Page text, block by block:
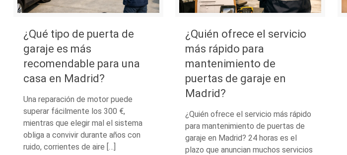
¿Qué tipo de puerta de
garaje es más
recomendable para una
casa en Madrid?
Una reparación de motor puede
superar fácilmente los 300 €,
mientras que elegir mal el sistema
obliga a convivir durante años con
ruido, corrientes de aire […]
¿Quién ofrece el servicio
más rápido para
mantenimiento de
puertas de garaje en
Madrid?
¿Quién ofrece el servicio más rápido
para mantenimiento de puertas de
garaje en Madrid? 24 horas es el
plazo que anuncian muchos servicios